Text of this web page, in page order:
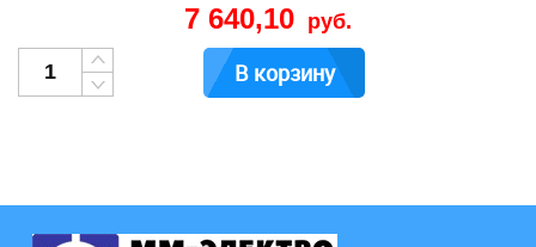
7 640,10 руб.
В корзину